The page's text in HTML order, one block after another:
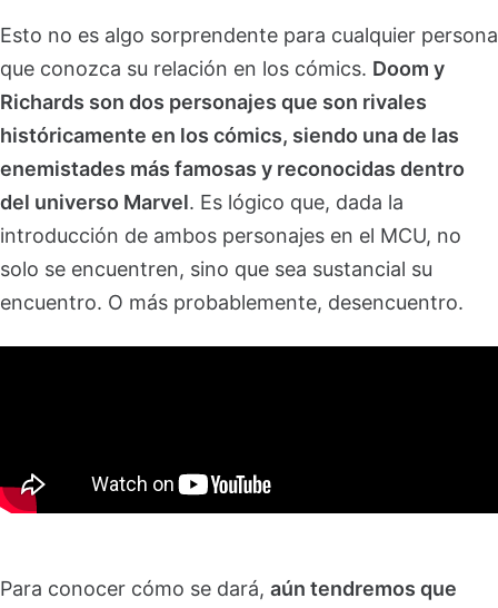
Esto no es algo sorprendente para cualquier persona
que conozca su relación en los cómics. Doom y
Richards son dos personajes que son rivales
históricamente en los cómics, siendo una de las
enemistades más famosas y reconocidas dentro
del universo Marvel. Es lógico que, dada la
introducción de ambos personajes en el MCU, no
solo se encuentren, sino que sea sustancial su
encuentro. O más probablemente, desencuentro.
Para conocer cómo se dará, aún tendremos que